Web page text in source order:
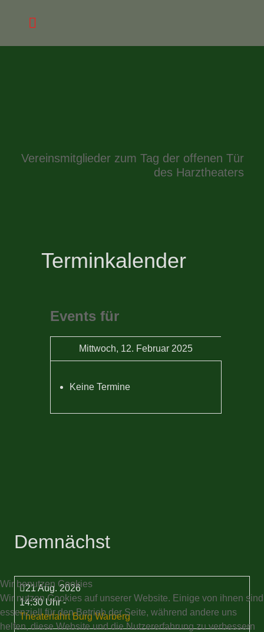
Vereinsmitglieder zum Tag der offenen Tür
des Harztheaters
Terminkalender
Events für
Mittwoch, 12. Februar 2025
Keine Termine
Demnächst
21 Aug. 2026
14:30 Uhr-
Theaterfahrt Burg Warberg
Wir benutzen Cookies
Wir nutzen Cookies auf unserer Website. Einige von ihnen sind
essenziell für den Betrieb der Seite, während andere uns
helfen, diese Website und die Nutzererfahrung zu verbessern